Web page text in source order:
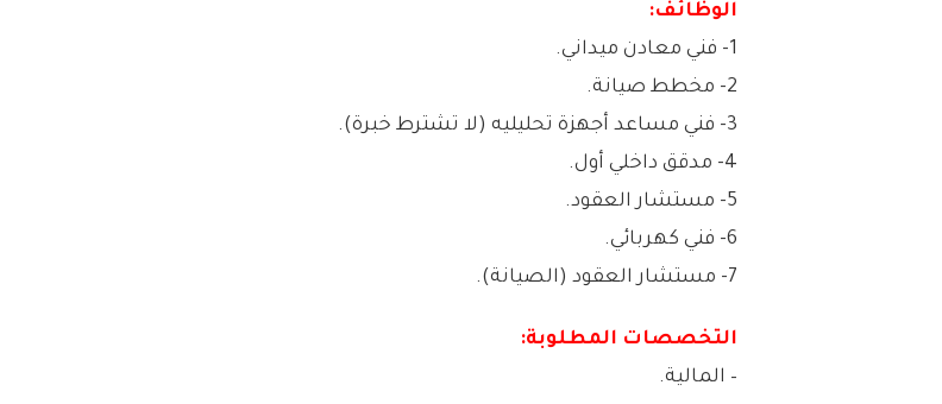
الوظائف:
1- فني معادن ميداني.
2- مخطط صيانة.
3- فني مساعد أجهزة تحليليه (لا تشترط خبرة).
4- مدقق داخلي أول.
5- مستشار العقود.
6- فني كهربائي.
7- مستشار العقود (الصيانة).
التخصصات المطلوبة:
– المالية.